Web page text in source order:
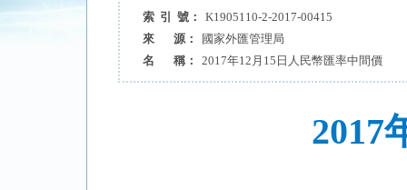
索 引 號：
K1905110-2-2017-00415
來 源：
國家外匯管理局
名 稱：
2017年12月15日人民幣匯率中間價
2017